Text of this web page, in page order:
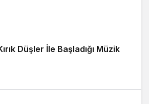
Düşler İle Başladığı Müzik